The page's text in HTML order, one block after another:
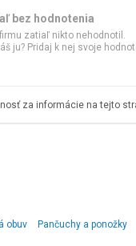
bez hodnotenia
zatiaľ nikto nehodnotil.
ju? Pridaj k nej svoje
za informácie na tejto
obuv Pančuchy a ponožky